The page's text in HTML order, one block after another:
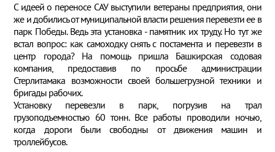
С идеей о переносе САУ выступили ветераны предприятия, они
же и добились от муниципальной власти решения перевезти ее в
парк Победы. Ведь эта установка - памятник их труду. Но тут же
встал вопрос: как самоходку снять с постамента и перевезти в
центр города? На помощь пришла Башкирская содовая
компания, предоставив по просьбе администрации
Стерлитамака возможности своей большегрузной техники и
бригады рабочих.
Установку перевезли в парк, погрузив на трал
грузоподъемностью 60 тонн. Все работы проводили ночью,
когда дороги были свободны от движения машин и
троллейбусов.